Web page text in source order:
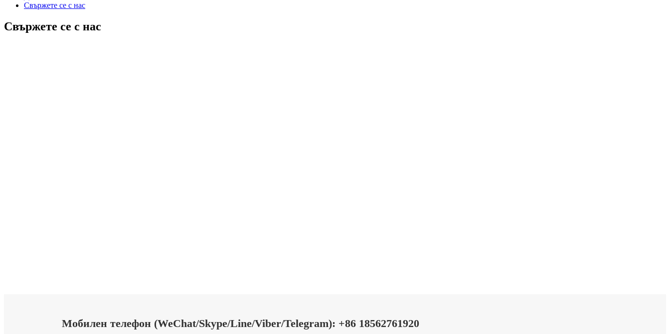
Свържете се с нас
Свържете се с нас
Мобилен телефон (WeChat/Skype/Line/Viber/Telegram): +86 18562761920